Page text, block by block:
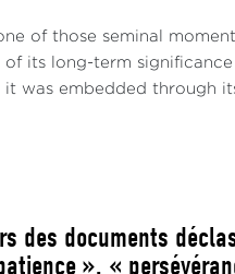
of those seminal
of its long-term
was embedded through
des documents
», «